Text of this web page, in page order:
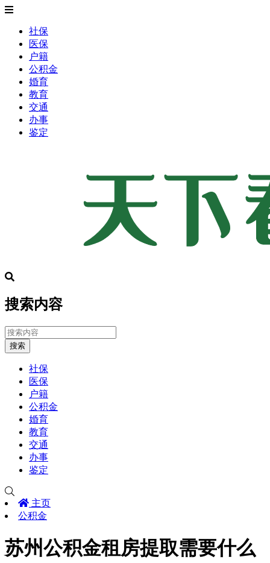
社保
医保
户籍
公积金
婚育
教育
交通
办事
鉴定
搜索内容
搜索
社保
医保
户籍
公积金
婚育
教育
交通
办事
鉴定
主页
公积金
苏州公积金租房提取需要什么